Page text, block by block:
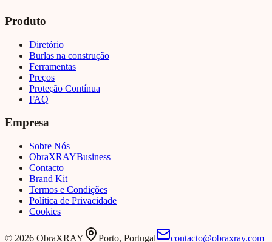
Produto
Diretório
Burlas na construção
Ferramentas
Preços
Proteção Contínua
FAQ
Empresa
Sobre Nós
ObraXRAYBusiness
Contacto
Brand Kit
Termos e Condições
Política de Privacidade
Cookies
© 2026 ObraXRAY Porto, Portugal contacto@obraxray.com